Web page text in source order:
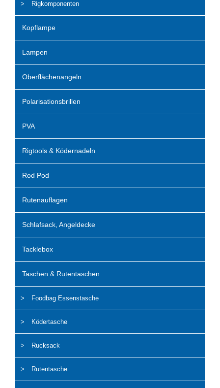
Rigkomponenten
Kopflampe
Lampen
Oberflächenangeln
Polarisationsbrillen
PVA
Rigtools & Ködernadeln
Rod Pod
Rutenauflagen
Schlafsack, Angeldecke
Tacklebox
Taschen & Rutentaschen
Foodbag Essenstasche
Ködertasche
Rucksack
Rutentasche